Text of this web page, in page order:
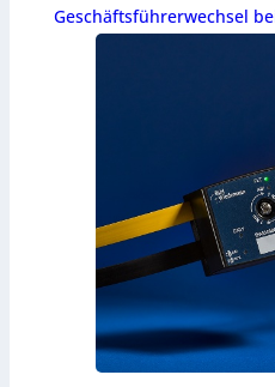
Geschäftsführerwechsel